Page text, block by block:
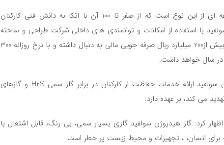
وی با بیان اینکه این یونیت پنجمین مجموعه ای از این نوع است که از صفر تا 100 آن با اتکا به دانش فنی کارکنان
با استفاده از امکانات و توانمندی های داخلی شرکت طراحی و ساخته
شده است، گفت: ساخت این یونیت در داخل بیش از200 میلیارد ریال صرفه جویی مالی به دنبال داشته و با نرخ روزانه 300
کاوش افزود: واحد خدمات ایمنی گاز هیدروژن سولفید ارائه خدمات حفاظت از کارکنان در برابر گاز سمی H2S و گازهای
می کند، بر عهده دارد.
کرد: گاز هیدروژن سولفید گازي بسيار سمی، بي رنگ، قابل اشتعال با
برای انسان، ، تجهیزات و محیط زیست پر خطر است.